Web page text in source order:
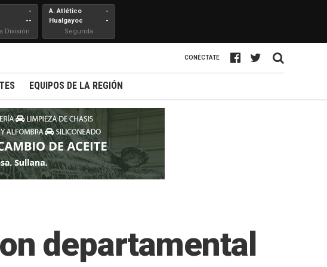
-
--
División
A. Atlético
Hualgayoc
-
-
Segunda
Profesional
CONÉCTATE
EQUIPOS DE LA REGIÓN
departamental